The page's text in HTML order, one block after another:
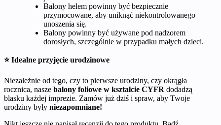
Balony helem powinny być bezpiecznie
przymocowane, aby uniknąć niekontrolowanego
unoszenia się.
Balony powinny być używane pod nadzorem
dorosłych, szczególnie w przypadku małych dzieci.
⭐ Idealne przyjęcie urodzinowe
Niezależnie od tego, czy to pierwsze urodziny, czy okrągła
rocznica, nasze balony foliowe w kształcie CYFR dodadzą
blasku każdej imprezie. Zamów już dziś i spraw, aby Twoje
urodziny były niezapomniane!